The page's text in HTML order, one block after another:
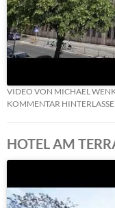
VIDEO VON MICHAEL
KOMMENTAR
HOTEL AM